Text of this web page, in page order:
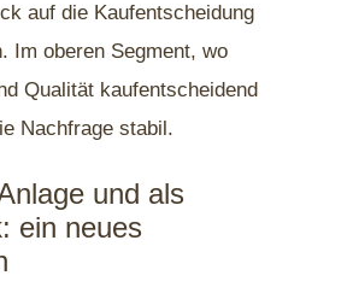
auf die Kaufentscheidung
Im oberen Segment, wo
Qualität kaufentscheidend
Nachfrage stabil.
und als
ein neues